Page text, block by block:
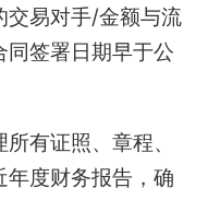
交易对手/金额与流
同签署日期早于公
有证照、章程、
年度财务报告，确